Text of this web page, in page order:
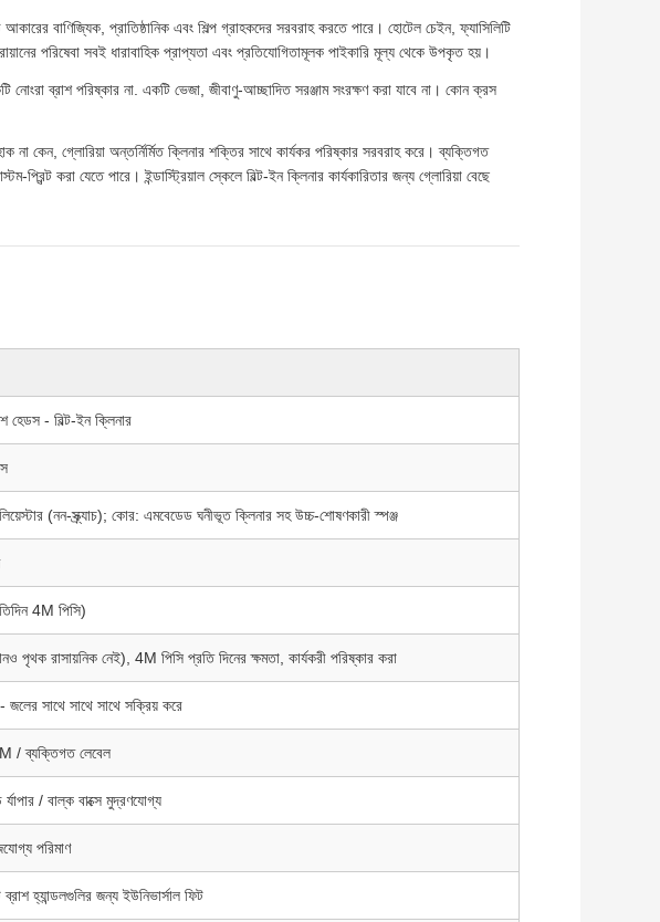
বাণিজ্যিক, প্রাতিষ্ঠানিক এবং শিল্প গ্রাহকদের সরবরাহ করতে পারে। হোটেল চেইন, ফ্যাসিলিটি
পরিষেবা সবই ধারাবাহিক প্রাপ্যতা এবং প্রতিযোগিতামূলক পাইকারি মূল্য থেকে উপকৃত হয়।
ব্রাশ পরিষ্কার না. একটি ভেজা, জীবাণু-আচ্ছাদিত সরঞ্জাম সংরক্ষণ করা যাবে না। কোন ক্রস
গ্লোরিয়া অন্তর্নির্মিত ক্লিনার শক্তির সাথে কার্যকর পরিষ্কার সরবরাহ করে। ব্যক্তিগত
করা যেতে পারে। ইন্ডাস্ট্রিয়াল স্কেলে বিল্ট-ইন ক্লিনার কার্যকারিতার জন্য গ্লোরিয়া বেছে
হেডস - বিল্ট-ইন ক্লিনার
(নন-স্ক্র্যাচ); কোর: এমবেডেড ঘনীভূত ক্লিনার সহ উচ্চ-শোষণকারী স্পঞ্জ
4M পিসি)
পৃথক রাসায়নিক নেই), 4M পিসি প্রতি দিনের ক্ষমতা, কার্যকরী পরিষ্কার করা
সাথে সাথে সাথে সক্রিয় করে
/ ব্যক্তিগত লেবেল
/ বাল্ক বাক্সে মুদ্রণযোগ্য
পরিমাণ
ব্রাশ হ্যান্ডলগুলির জন্য ইউনিভার্সাল ফিট